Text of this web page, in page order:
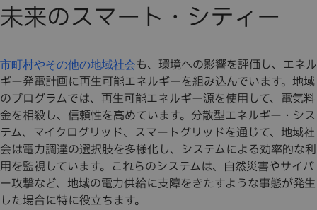
未来のスマート・シティー
市町村やその他の地域社会も、環境への影響を評価し、エネル
ギー発電計画に再生可能エネルギーを組み込んでいます。地域
のプログラムでは、再生可能エネルギー源を使用して、電気料
金を相殺し、信頼性を高めています。分散型エネルギー・シス
テム、マイクログリッド、スマートグリッドを通じて、地域社
会は電力調達の選択肢を多様化し、システムによる効率的な利
用を監視しています。これらのシステムは、自然災害やサイバ
ー攻撃など、地域の電力供給に支障をきたすような事態が発生
した場合に特に役立ちます。